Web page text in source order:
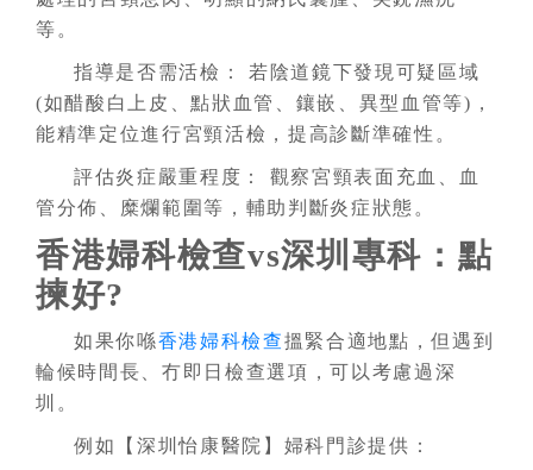
等。
指導是否需活檢： 若陰道鏡下發現可疑區域
(如醋酸白上皮、點狀血管、鑲嵌、異型血管等)，
能精準定位進行宮頸活檢，提高診斷準確性。
評估炎症嚴重程度： 觀察宮頸表面充血、血
管分佈、糜爛範圍等，輔助判斷炎症狀態。
香港婦科檢查vs深圳專科：點
揀好?
如果你喺香港婦科檢查搵緊合適地點，但遇到
輪候時間長、冇即日檢查選項，可以考慮過深
圳。
例如【深圳怡康醫院】婦科門診提供：